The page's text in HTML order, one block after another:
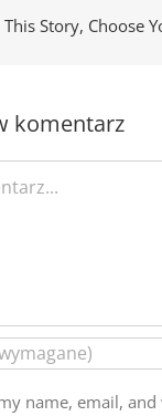
This Story, Choose
komentarz
name, email,